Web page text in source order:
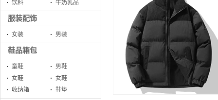
饮料
牛奶乳品
服装配饰
女装 男装
鞋品箱包
童鞋
男鞋
女鞋
女鞋
收纳箱
鞋垫